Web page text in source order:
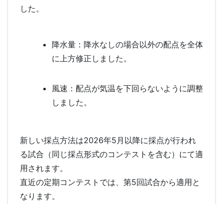
した。
降水量：降水なしの場合以外の配点を全体
に上方修正しました。
風速：配点が気温を下回らないように調整
しました。
新しい採点方法は2026年5月以降に採点が行われ
る試合（同じ採点形式のコンテストを含む）にて適
用されます。
直近の定期コンテストでは、第5回試合から適用と
なります。